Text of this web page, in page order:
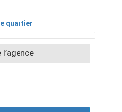
quartier